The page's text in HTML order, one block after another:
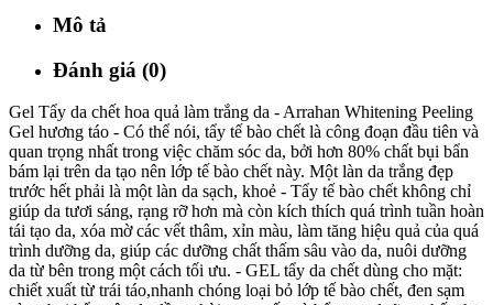
Mô tả
Đánh giá (0)
Gel Tẩy da chết hoa quả làm trắng da - Arrahan Whitening Peeling
Gel hương táo - Có thể nói, tẩy tế bào chết là công đoạn đầu tiên và
quan trọng nhất trong việc chăm sóc da, bởi hơn 80% chất bụi bẩn
bám lại trên da tạo nên lớp tế bào chết này. Một làn da trắng đẹp
trước hết phải là một làn da sạch, khoẻ - Tẩy tế bào chết‬ không chỉ
giúp da tươi sáng, rạng rỡ hơn mà còn kích thích quá trình tuần hoàn
tái tạo da, xóa mờ các vết thâm, xỉn màu, làm tăng hiệu quả của quá
trình dưỡng da, giúp các dưỡng chất thấm sâu vào da, nuôi dưỡng
da từ bên trong một cách tối ưu. ‪- GEL tẩy da chết dùng cho mặt:
chiết xuất từ trái táo,nhanh chóng loại bỏ lớp tế bào chết, đen sạm